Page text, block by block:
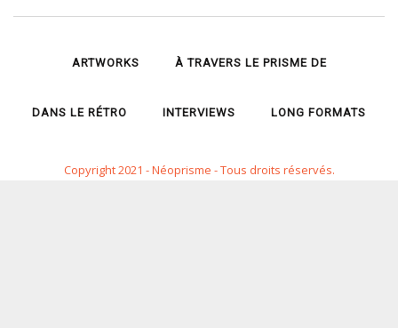
ARTWORKS À TRAVERS LE PRISME DE
DANS LE RÉTRO INTERVIEWS LONG FORMATS
Copyright 2021 - Néoprisme - Tous droits réservés.